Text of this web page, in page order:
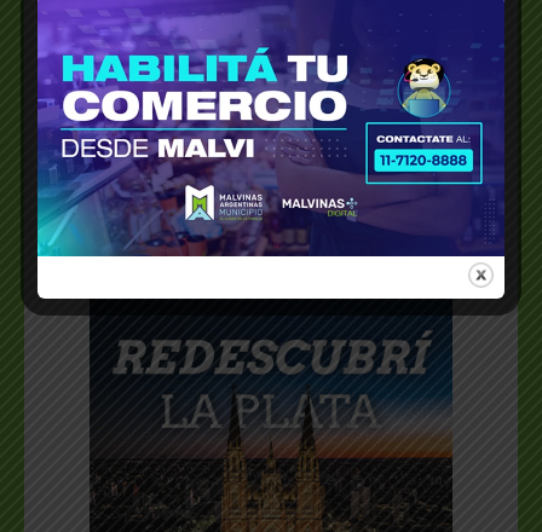
WhatsApp
X Telegram
Facebook
Messenger
Bluesky
PrintFriendly
Share
…